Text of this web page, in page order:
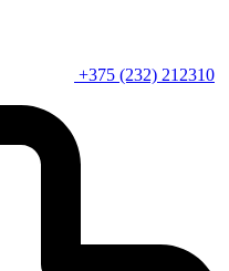
+375 (232) 212310